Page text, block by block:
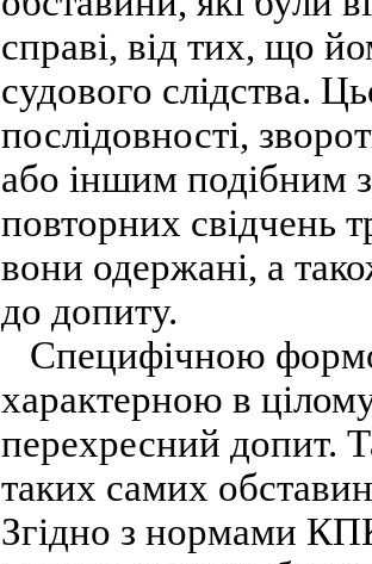
справі, від тих, що
судового слідства.
послідовності,
або іншим подібним
повторних свідчень
вони одержані, а
до допиту.
Специфічною
характерною в
перехресний допит.
таких самих
Згідно з нормами